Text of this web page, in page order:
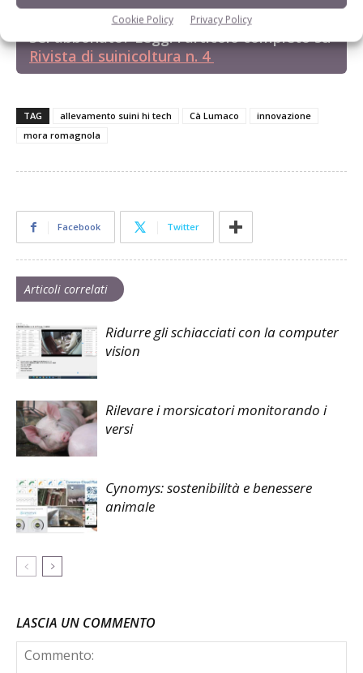
Cookie Policy Privacy Policy
Sei abbonato? Leggi l'articolo completo su
Rivista di suinicoltura n. 4
TAG allevamento suini hi tech Cà Lumaco
innovazione
mora romagnola
Facebook Twitter
Articoli correlati
Ridurre gli schiacciati con la computer
vision
Rilevare i morsicatori monitorando i
versi
Cynomys: sostenibilità e benessere
animale
LASCIA UN COMMENTO